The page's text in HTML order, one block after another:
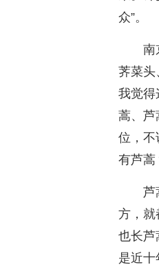
众”。
南
荠菜头
我觉得
蒿、芦
位，
有芦蒿
芦
方，就
也长芦
是近十